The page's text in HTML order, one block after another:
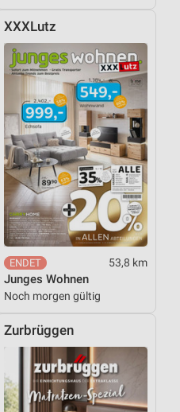
XXXLutz
53,8 km
Junges Wohnen
Noch morgen gültig
Zurbrüggen